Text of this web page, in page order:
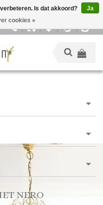
NERO
Is dat akkoord?
Ja
cookies »